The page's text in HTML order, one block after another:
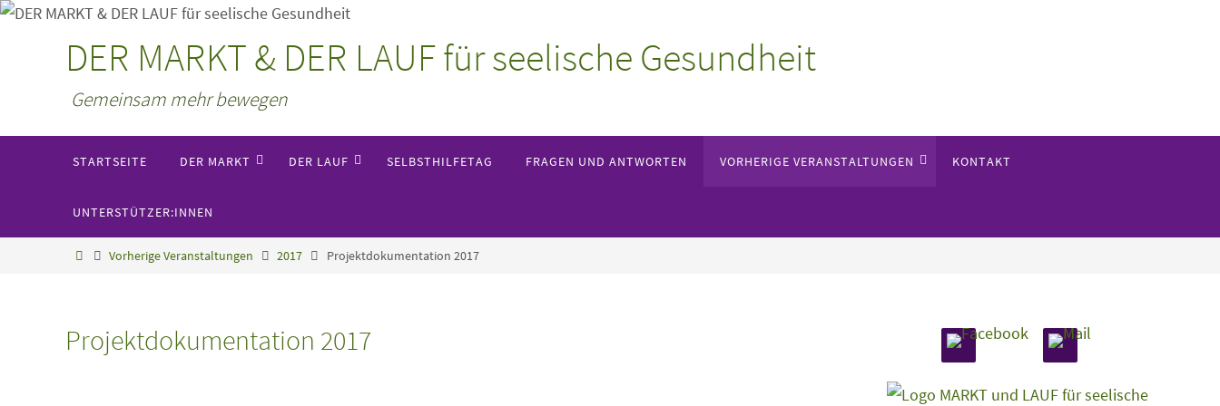
Zum
DER MARKT & DER LAUF für seelische Gesundheit
Gemeinsam mehr bewegen
STARTSEITE DER MARKT DER LAUF SELBSTHILFETAG FRAGEN UND ANTWORTEN VORHERIGE VERANSTALTUNGEN KONTAKT
UNTERSTÜTZER:INNEN
StartVorherige Veranstaltungen 2017 Projektdokumentation 2017
Projektdokumentation 2017